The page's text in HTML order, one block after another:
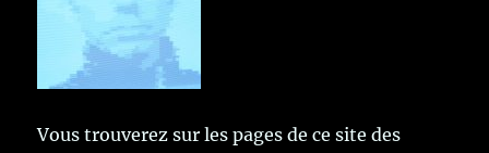
Vous trouverez sur les pages de ce site des